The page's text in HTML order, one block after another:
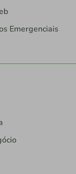
Emergenciais